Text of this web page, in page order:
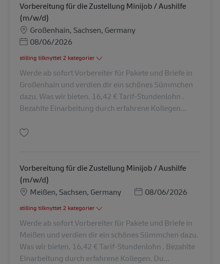
Vorbereitung für die Zustellung Minijob / Aushilfe
(m/w/d)
Lokation
Großenhain, Sachsen, Germany
Posted Date
08/06/2026
stilling tilknyttet 2 kategorier
Werde ab sofort Vorbereiter für Pakete und Briefe in
Großenhain und verdien dir ein schönes Sümmchen
dazu. Was wir bieten. 16,42 € Tarif-Stundenlohn .
Bezahlte Einarbeitung durch erfahrene Kollegen...
Vorbereitung für die Zustellung Minijob / Aushilfe
(m/w/d)
Lokation
Meißen, Sachsen, Germany Posted Date
08/06/2026
stilling tilknyttet 2 kategorier
Werde ab sofort Vorbereiter für Pakete und Briefe in
Meißen und verdien dir ein schönes Sümmchen dazu.
Was wir bieten. 16,42 € Tarif-Stundenlohn . Bezahlte
Einarbeitung durch erfahrene Kollegen. Du...